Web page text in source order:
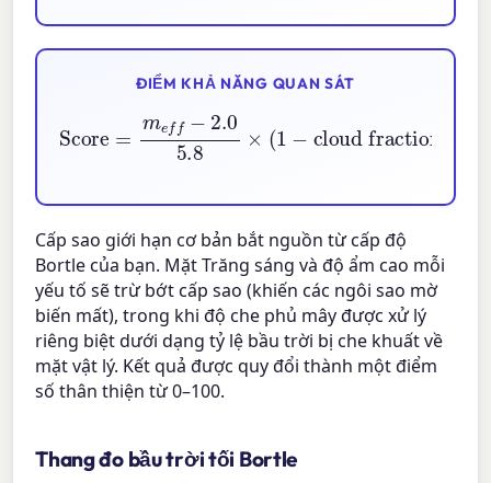
ĐIỂM KHẢ NĂNG QUAN SÁT
Score mef−2.0
cloud fraction
Cấp sao giới hạn cơ bản bắt nguồn từ cấp độ
Bortle của bạn. Mặt Trăng sáng và độ ẩm cao mỗi
yếu tố sẽ trừ bớt cấp sao (khiến các ngôi sao mờ
biến mất), trong khi độ che phủ mây được xử lý
riêng biệt dưới dạng tỷ lệ bầu trời bị che khuất về
mặt vật lý. Kết quả được quy đổi thành một điểm
số thân thiện từ 0–100.
Thang đo bầu trời tối Bortle